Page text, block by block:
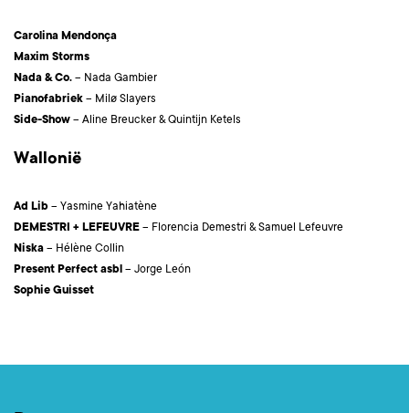
Carolina Mendonça
Maxim Storms
Nada & Co. – Nada Gambier
Pianofabriek – Milø Slayers
Side-Show – Aline Breucker & Quintijn Ketels
Wallonië
Ad Lib – Yasmine Yahiatène
DEMESTRI + LEFEUVRE – Florencia Demestri & Samuel Lefeuvre
Niska – Hélène Collin
Present Perfect asbl – Jorge León
Sophie Guisset